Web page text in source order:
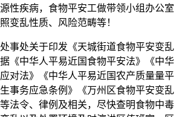
性疾病，食物平安工做带领小组办公室
变乱性质、风险范畴等！
处关于印发《天城街道食物平安变乱
《中华人平易近国食物平安法》《中华
对法》《中华人平易近国农产质量量平
事务应急条例》《万州区食物平安变乱
法令、律例及相关，尽快查明食物中毒